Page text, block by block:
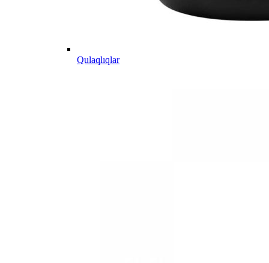
Qulaqlıqlar